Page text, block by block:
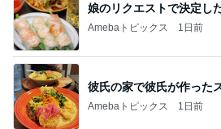
娘のリクエストで決定し
Amebaトピックス 1日前
彼氏の家で彼氏が作った
Amebaトピックス 1日前